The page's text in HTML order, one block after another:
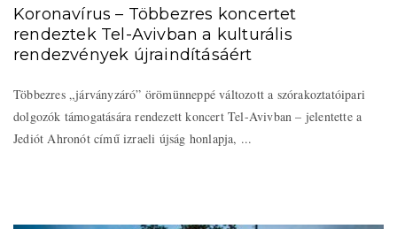
Koronavírus – Többezres koncertet
rendeztek Tel-Avivban a kulturális
rendezvények újraindításáért
Többezres „járványzáró” örömünneppé változott a szórakoztatóipari
dolgozók támogatására rendezett koncert Tel-Avivban – jelentette a
Jediót Ahronót című izraeli újság honlapja, ...